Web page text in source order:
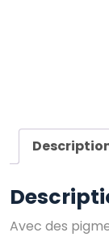
Avec des